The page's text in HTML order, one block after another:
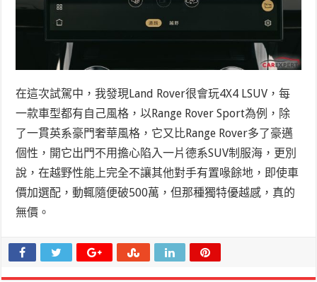
在這次試駕中，我發現Land Rover很會玩4X4 LSUV，每
一款車型都有自己風格，以Range Rover Sport為例，除
了一貫英系豪門奢華風格，它又比Range Rover多了豪邁
個性，開它出門不用擔心陷入一片德系SUV制服海，更別
說，在越野性能上完全不讓其他對手有置喙餘地，即使車
價加選配，動輒隨便破500萬，但那種獨特優越感，真的
無價。